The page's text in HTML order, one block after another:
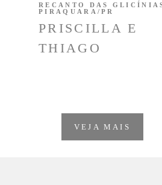
PRISCILLA E
THIAGO
RECANTO DAS
PIRAQUARA/PR
VEJA MAIS